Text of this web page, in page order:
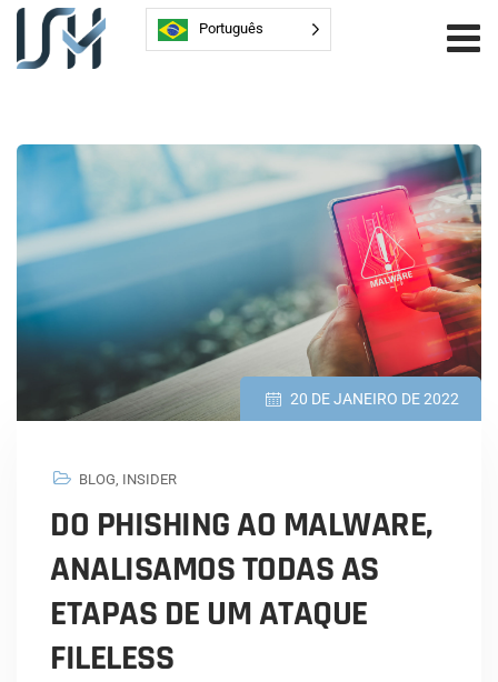
Português
20 DE JANEIRO DE 2022
BLOG INSIDER
DO PHISHING AO MALWARE,
ANALISAMOS TODAS AS
ETAPAS DE UM ATAQUE
FILELESS